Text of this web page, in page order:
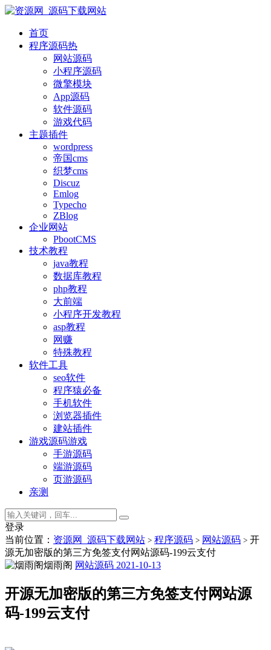
首页
程序源码热
网站源码
小程序源码
微擎模块
App源码
软件源码
游戏代码
主题插件
wordpress
帝国cms
织梦cms
Discuz
Emlog
Typecho
ZBlog
企业网站
PbootCMS
技术教程
java教程
数据库教程
php教程
大前端
小程序开发教程
asp教程
网赚
特殊教程
软件工具
seo软件
程序猿必备
手机软件
浏览器插件
建站插件
游戏源码游戏
手游源码
端游源码
页游源码
亲测
登录
当前位置： 资源网_源码下载网站 > 程序源码 > 网站源码 > 开
源无加密版的第三方免签支付网站源码-199云支付
烟雨阁 网站源码 2021-10-13
开源无加密版的第三方免签支付网站源
码-199云支付